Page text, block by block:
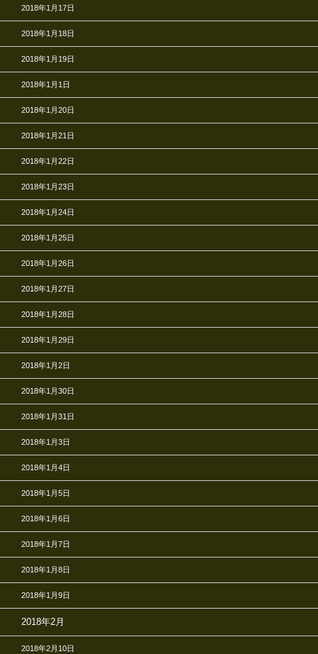
2018年1月17日
2018年1月18日
2018年1月19日
2018年1月1日
2018年1月20日
2018年1月21日
2018年1月22日
2018年1月23日
2018年1月24日
2018年1月25日
2018年1月26日
2018年1月27日
2018年1月28日
2018年1月29日
2018年1月2日
2018年1月30日
2018年1月31日
2018年1月3日
2018年1月4日
2018年1月5日
2018年1月6日
2018年1月7日
2018年1月8日
2018年1月9日
2018年2月
2018年2月10日